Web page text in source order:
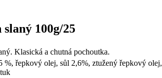
100g/25
Klasická a chutná pochoutka.
%, řepkový olej, sůl 2,6%, ztužený řepkový olej,